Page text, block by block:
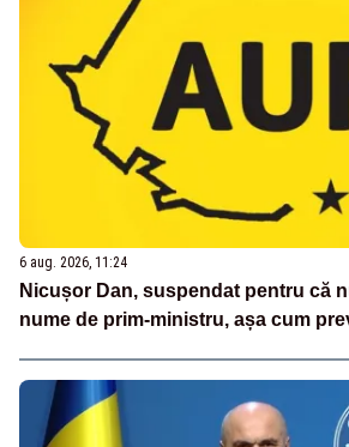
6 aug. 2026, 11:24
Nicușor Dan, suspendat pentru că
nume de prim-ministru, așa cum